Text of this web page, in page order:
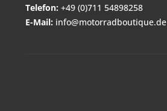
Telefon: +49 (0)711 54898258
E-Mail: info@motorradboutique.de